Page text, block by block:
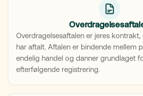
Overdragelsesaftalen er jeres kontrakt,
har aftalt. Aftalen er bindende mellem
endelig handel og danner grundlaget
efterfølgende registrering.